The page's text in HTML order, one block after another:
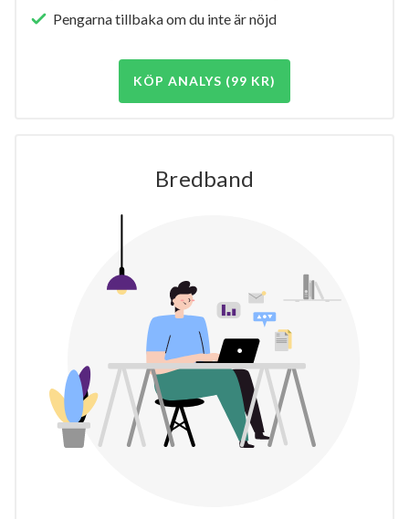
Pengarna tillbaka om du inte är nöjd
KÖP ANALYS (99 KR)
Bredband